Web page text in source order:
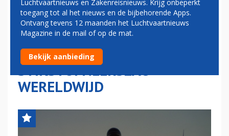
TU DELFT: LUCHTVAART
VERANTWOORDELIJK VOOR
1,2 PROCENT
STIKSTOFNEERSLAG
WERELDWIJD
Luchtvaartnieuws en Zakenreisnieuws. Krijg onbeperkt
toegang tot al het nieuws en de bijbehorende Apps.
Ontvang tevens 12 maanden het Luchtvaartnieuws
Magazine in de mail of op de mat.
Bekijk aanbieding